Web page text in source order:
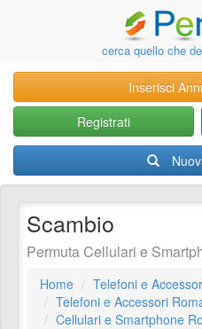
cerca quello che
Inserisci
Registrati
Scambio
Permuta Cellulari e
Home
Telefoni e
Telefoni e Accessori
Cellulari e Smartphone